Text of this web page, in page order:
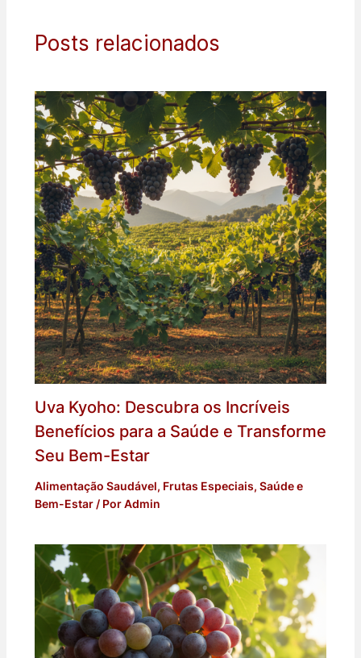
Posts relacionados
Uva Kyoho: Descubra os Incríveis
Benefícios para a Saúde e Transforme
Seu Bem-Estar
Alimentação Saudável, Frutas Especiais, Saúde e
Bem-Estar/ PorAdmin